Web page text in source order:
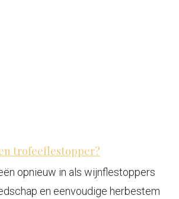
trofeeflestopper?
opnieuw in als wijnflestoppers
en eenvoudige herbestem